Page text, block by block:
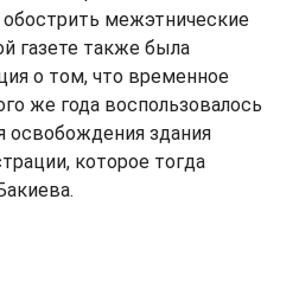
межэтнические
газете также была
о том, что временное
же года воспользовалось
здания
которое тогда